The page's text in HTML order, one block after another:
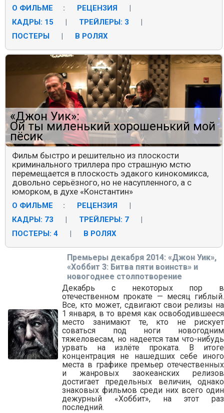
О ФИЛЬМЕ : РЕЦЕНЗИЯ
|
КАДРЫ: 15
| ТРЕЙЛЕРЫ: 3
|
ПОСТЕРЫ
| В РОЛЯХ
«Джон Уик»:
Ой ты миленький хорошенький мой
пёсик
Фильм быстро и решительно из плоскости
криминального триллера про страшную мстю
перемещается в плоскость эдакого кинокомикса,
довольно серьёзного, но не насупленного, а с
юморком, в духе «Константин»
О ФИЛЬМЕ : РЕЦЕНЗИЯ
|
КАДРЫ: 73
| ТРЕЙЛЕРЫ: 7
|
ПОСТЕРЫ: 4
| В РОЛЯХ
Премьеры декабря 2014: «Джон Уик»,
«Хоббит 3: Битва пяти воинств» и
новогоднее столпотворение
Декабрь с некоторых пор в
отечественном прокате — месяц гиблый.
Все, кто может, сдвигают свои релизы на
1 января, в то время как освободившееся
место занимают те, кто не рискует
соваться под ноги новогодним
тяжеловесам, но надеется там что-нибудь
урвать на излёте проката. В итоге
концентрация не нашедших себе иного
места в графике премьер отечественных
и жанровых заокеанских релизов
достигает предельных величин, однако
знаковых фильмов среди них всего один
дежурный «Хоббит», на этот раз
последний.